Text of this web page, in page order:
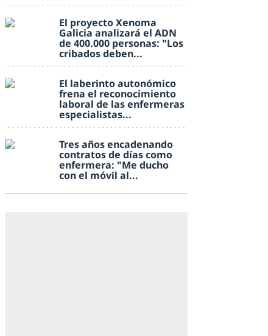
El proyecto Xenoma
Galicia analizará el ADN
de 400.000 personas: "Los
cribados deben...
El laberinto autonómico
frena el reconocimiento
laboral de las enfermeras
especialistas...
Tres años encadenando
contratos de días como
enfermera: "Me ducho
con el móvil al...